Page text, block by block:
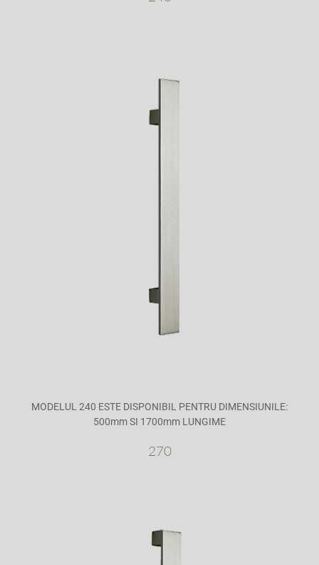
MODELUL 240 ESTE DISPONIBIL PENTRU DIMENSIUNILE:
500mm SI 1700mm LUNGIME
270